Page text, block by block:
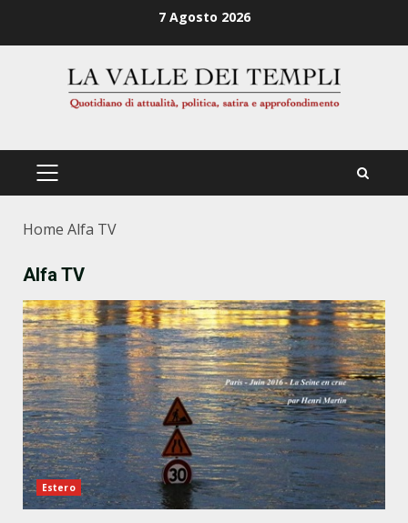
7 Agosto 2026
PRIMÄRES
Home Alfa TV
Alfa TV
Estero